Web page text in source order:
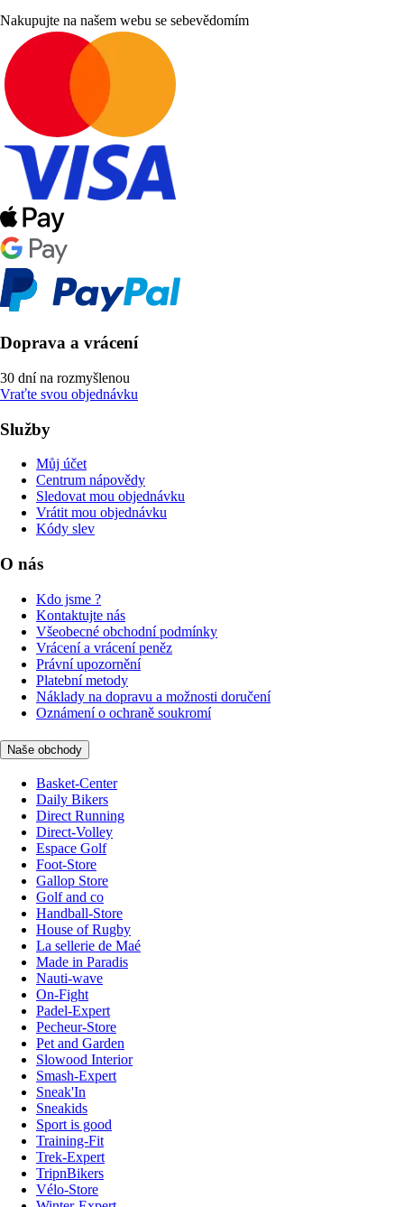
Nakupujte na našem webu se sebevědomím
Doprava a vrácení
30 dní na rozmyšlenou
Vraťte svou objednávku
Služby
Můj účet
Centrum nápovědy
Sledovat mou objednávku
Vrátit mou objednávku
Kódy slev
O nás
Kdo jsme ?
Kontaktujte nás
Všeobecné obchodní podmínky
Vrácení a vrácení peněz
Právní upozornění
Platební metody
Náklady na dopravu a možnosti doručení
Oznámení o ochraně soukromí
Naše obchody
Basket-Center
Daily Bikers
Direct Running
Direct-Volley
Espace Golf
Foot-Store
Gallop Store
Golf and co
Handball-Store
House of Rugby
La sellerie de Maé
Made in Paradis
Nauti-wave
On-Fight
Padel-Expert
Pecheur-Store
Pet and Garden
Slowood Interior
Smash-Expert
Sneak'In
Sneakids
Sport is good
Training-Fit
Trek-Expert
TripnBikers
Vélo-Store